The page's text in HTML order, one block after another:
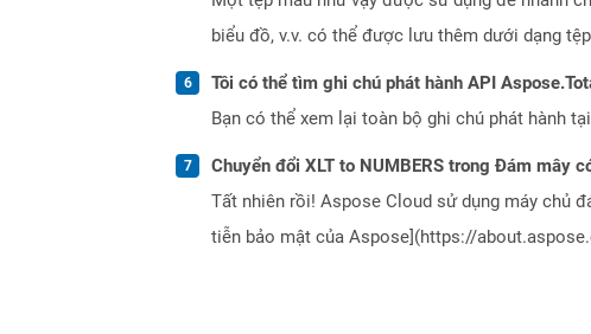
biểu đồ, v.v. có thể được lưu thêm dưới dạng
Tôi có thể tìm ghi chú phát hành API
Bạn có thể xem lại toàn bộ ghi chú phát hành tại
Chuyển đổi XLT to NUMBERS trong Đám mây
Tất nhiên rồi! Aspose Cloud sử dụng máy chủ
tiễn bảo mật của Aspose](https://